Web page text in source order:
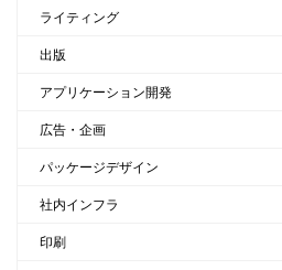
ライティング
出版
アプリケーション開発
広告・企画
パッケージデザイン
社内インフラ
印刷